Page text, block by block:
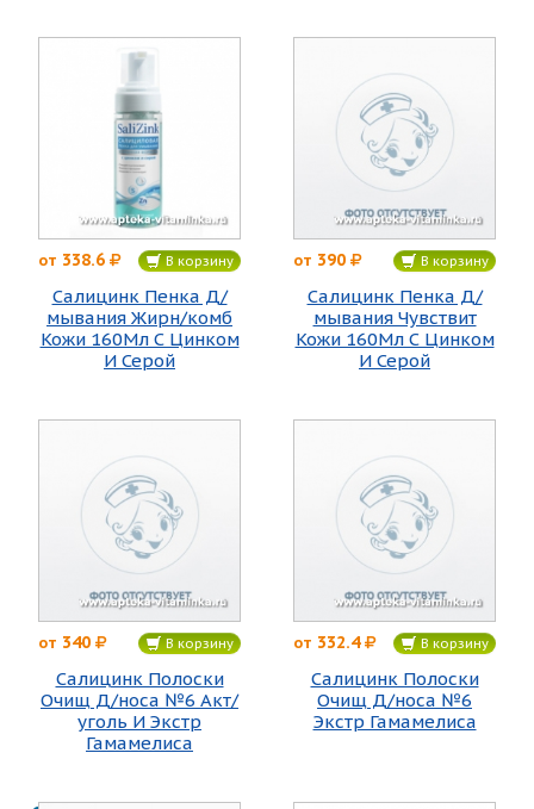
от 338.6 В корзину
Салицинк Пенка Д/
мывания Жирн/комб
Кожи 160Мл С Цинком
И Серой
от 390 В корзину
Салицинк Пенка Д/
мывания Чувствит
Кожи 160Мл С Цинком
И Серой
от 340 В корзину
Салицинк Полоски
Очищ Д/носа №6 Акт/
уголь И Экстр
Гамамелиса
от 332.4 В корзину
Салицинк Полоски
Очищ Д/носа №6
Экстр Гамамелиса